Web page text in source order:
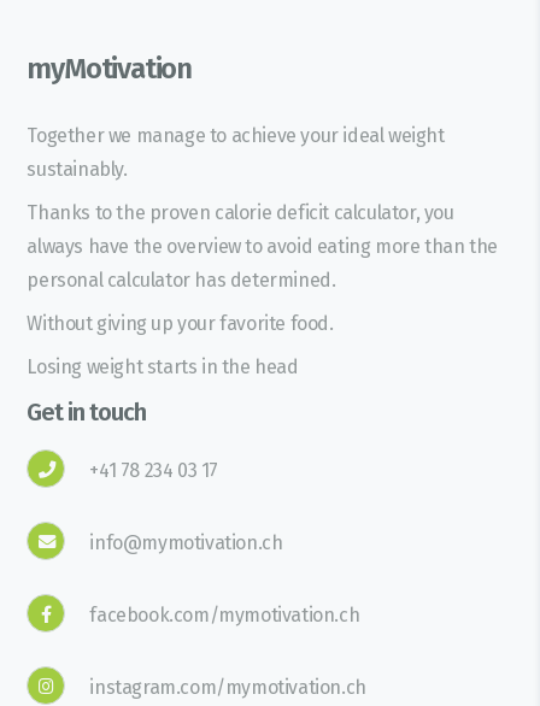
myMotivation
Together we manage to achieve your ideal weight
sustainably.
Thanks to the proven calorie deficit calculator, you
always have the overview to avoid eating more than the
personal calculator has determined.
Without giving up your favorite food.
Losing weight starts in the head
Get in touch
+41 78 234 03 17
info@mymotivation.ch
facebook.com/mymotivation.ch
instagram.com/mymotivation.ch